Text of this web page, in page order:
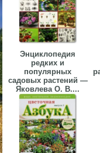
Энциклопедия
редких и
популярных
садовых растений —
Яковлева О. В....
▼
▼
▼